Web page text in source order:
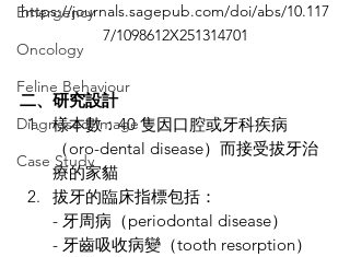
Emergency
Oncology
Feline Behaviour
Diagnosed Image
Case Study
https://journals.sagepub.com/doi/abs/10.117
7/1098612X251314701
二、研究設計
樣本數：40 隻因口腔或牙科疾病
（oro-dental disease）而接受拔牙治
療的家貓
拔牙的臨床指標包括：
- 牙周病（periodontal disease）
- 牙齒吸收病變（tooth resorption）